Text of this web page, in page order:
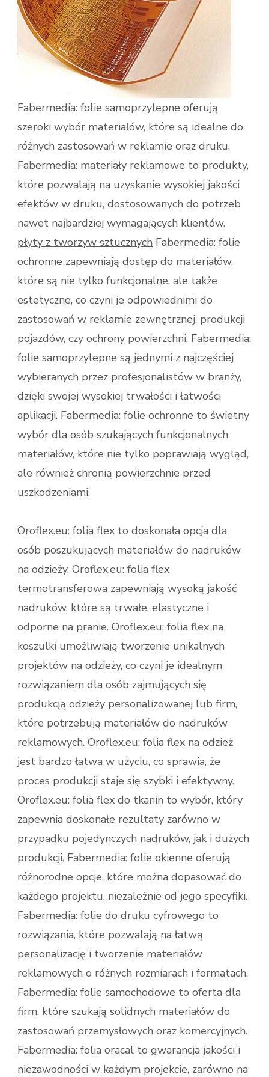
Fabermedia: folie samoprzylepne​ oferują
szeroki wybór materiałów, które są idealne do
różnych zastosowań w reklamie oraz druku.
Fabermedia: materiały reklamowe​ to produkty,
które pozwalają na uzyskanie wysokiej jakości
efektów w druku, dostosowanych do potrzeb
nawet najbardziej wymagających klientów.
płyty z tworzyw sztucznych Fabermedia: folie
ochronne​ zapewniają dostęp do materiałów,
które są nie tylko funkcjonalne, ale także
estetyczne, co czyni je odpowiednimi do
zastosowań w reklamie zewnętrznej, produkcji
pojazdów, czy ochrony powierzchni. Fabermedia:
folie samoprzylepne​ są jednymi z najczęściej
wybieranych przez profesjonalistów w branży,
dzięki swojej wysokiej trwałości i łatwości
aplikacji. Fabermedia: folie ochronne​ to świetny
wybór dla osób szukających funkcjonalnych
materiałów, które nie tylko poprawiają wygląd,
ale również chronią powierzchnie przed
uszkodzeniami.
Oroflex.eu: folia flex to doskonała opcja dla
osób poszukujących materiałów do nadruków
na odzieży. Oroflex.eu: folia flex
termotransferowa zapewniają wysoką jakość
nadruków, które są trwałe, elastyczne i
odporne na pranie. Oroflex.eu: folia flex na
koszulki umożliwiają tworzenie unikalnych
projektów na odzieży, co czyni je idealnym
rozwiązaniem dla osób zajmujących się
produkcją odzieży personalizowanej lub firm,
które potrzebują materiałów do nadruków
reklamowych. Oroflex.eu: folia flex na odzież
jest bardzo łatwa w użyciu, co sprawia, że
proces produkcji staje się szybki i efektywny.
Oroflex.eu: folia flex do tkanin to wybór, który
zapewnia doskonałe rezultaty zarówno w
przypadku pojedynczych nadruków, jak i dużych
produkcji. Fabermedia: folie okienne​ oferują
różnorodne opcje, które można dopasować do
każdego projektu, niezależnie od jego specyfiki.
Fabermedia: folie do druku cyfrowego​ to
rozwiązania, które pozwalają na łatwą
personalizację i tworzenie materiałów
reklamowych o różnych rozmiarach i formatach.
Fabermedia: folie samochodowe​ to oferta dla
firm, które szukają solidnych materiałów do
zastosowań przemysłowych oraz komercyjnych.
Fabermedia: folia oracal to gwarancja jakości i
niezawodności w każdym projekcie, zarówno na